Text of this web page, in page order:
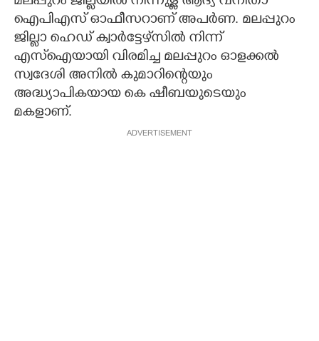
ഐപിഎസ് ഓഫീസറാണ് അപർണ. മലപ്പുറം
ജില്ലാ ഹെഡ് ക്വാർട്ടേഴ്‌സിൽ നിന്ന്
എസ്‌ഐയായി വിരമിച്ച മലപ്പുറം ഓളക്കൽ
സ്വദേശി അനിൽ കുമാറിന്റെയും
അദ്ധ്യാപികയായ കെ ഷീബയുടെയും
മകളാണ്.
ADVERTISEMENT